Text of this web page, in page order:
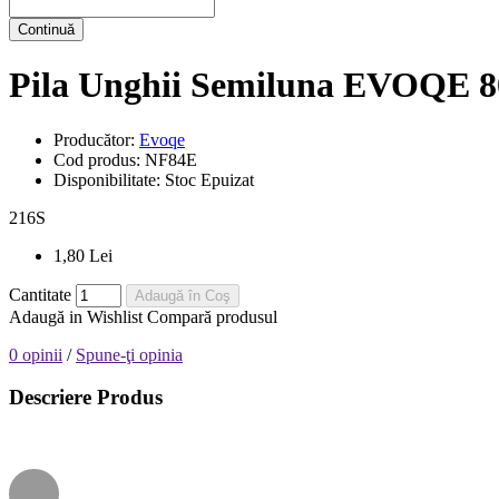
Continuă
Pila Unghii Semiluna EVOQE
Producător: Evoqe
Cod produs: NF84E
Disponibilitate: Stoc Epuizat
216S
1,80 Lei
Cantitate Adaugă în Coş
Adaugă in Wishlist Compară produsul
0 opinii / Spune-ţi opinia
Descriere Produs